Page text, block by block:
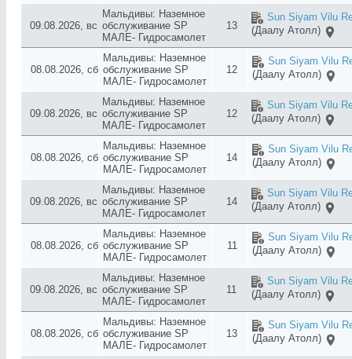
09.08.2026, вс
Мальдивы: Наземное
обслуживание SP
МАЛЕ- Гидросамолет
13
Sun Siyam Vilu
(Даалу Атолл)
08.08.2026, сб
Мальдивы: Наземное
обслуживание SP
МАЛЕ- Гидросамолет
12
Sun Siyam Vilu
(Даалу Атолл)
09.08.2026, вс
Мальдивы: Наземное
обслуживание SP
МАЛЕ- Гидросамолет
12
Sun Siyam Vilu
(Даалу Атолл)
08.08.2026, сб
Мальдивы: Наземное
обслуживание SP
МАЛЕ- Гидросамолет
14
Sun Siyam Vilu
(Даалу Атолл)
09.08.2026, вс
Мальдивы: Наземное
обслуживание SP
МАЛЕ- Гидросамолет
14
Sun Siyam Vilu
(Даалу Атолл)
08.08.2026, сб
Мальдивы: Наземное
обслуживание SP
МАЛЕ- Гидросамолет
11
Sun Siyam Vilu
(Даалу Атолл)
09.08.2026, вс
Мальдивы: Наземное
обслуживание SP
МАЛЕ- Гидросамолет
11
Sun Siyam Vilu
(Даалу Атолл)
08.08.2026, сб
Мальдивы: Наземное
обслуживание SP
МАЛЕ- Гидросамолет
13
Sun Siyam Vilu
(Даалу Атолл)